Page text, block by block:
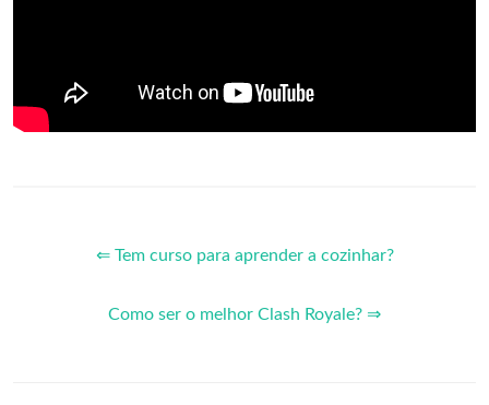
⇐ Tem curso para aprender a cozinhar?
Como ser o melhor Clash Royale? ⇒